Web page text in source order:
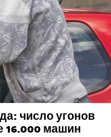
число угонов
16.000 машин